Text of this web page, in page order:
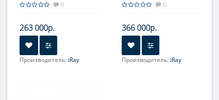
0
263 000р.
Производитель: iRay
0
366 000р.
Производитель: iRay